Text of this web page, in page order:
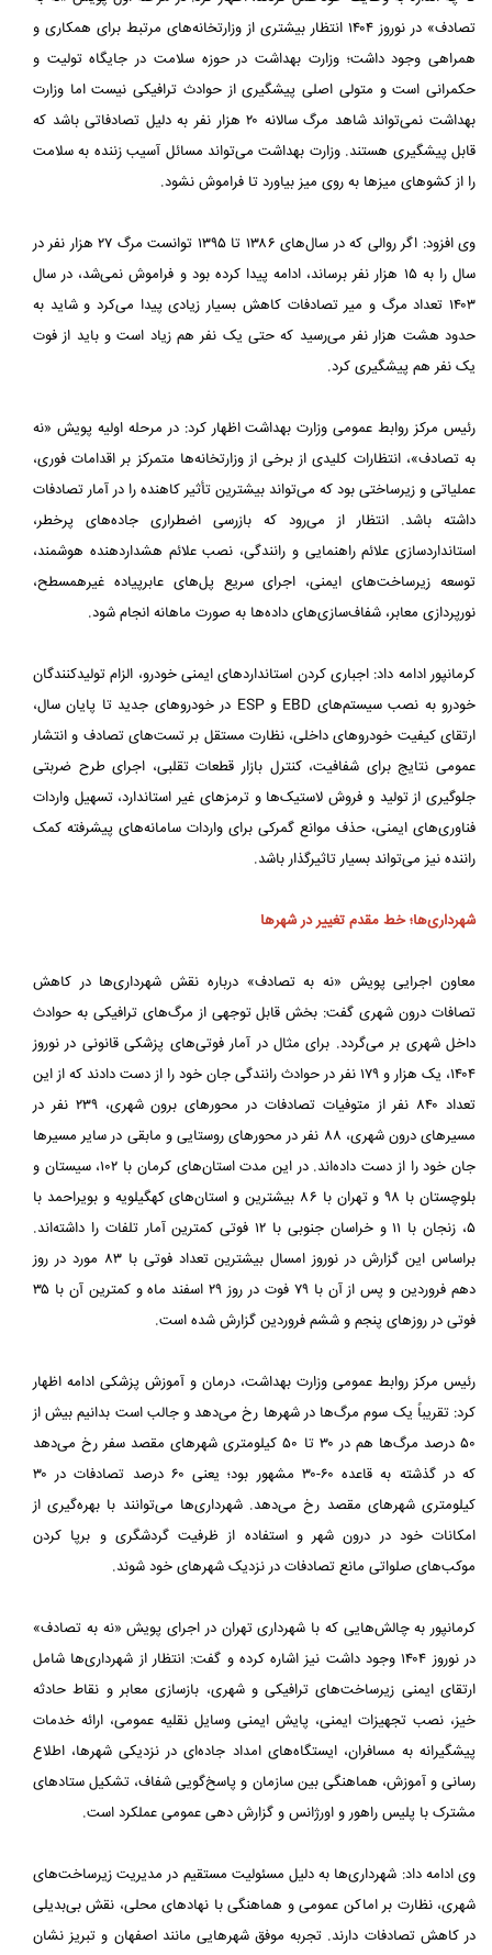
تصادف» در نوروز ۱۴۰۴ انتظار بیشتری از وزارتخانه‌های مرتبط برای همکاری و
همراهی وجود داشت؛ وزارت بهداشت در حوزه سلامت در جایگاه تولیت و
حکمرانی است و متولی اصلی پیشگیری از حوادث ترافیکی نیست اما وزارت
بهداشت نمی‌تواند شاهد مرگ سالانه ۲۰ هزار نفر به دلیل تصادفاتی باشد که
قابل پیشگیری هستند. وزارت بهداشت می‌تواند مسائل آسیب زننده به سلامت
را از کشوهای میزها به روی میز بیاورد تا فراموش نشود.
وی افزود: اگر روالی که در سال‌های ۱۳۸۶ تا ۱۳۹۵ توانست مرگ ۲۷ هزار نفر در
سال را به ۱۵ هزار نفر برساند، ادامه پیدا کرده بود و فراموش نمی‌شد، در سال
۱۴۰۳ تعداد مرگ و میر تصادفات کاهش بسیار زیادی پیدا می‌کرد و شاید به
حدود هشت هزار نفر می‌رسید که حتی یک نفر هم زیاد است و باید از فوت
یک نفر هم پیشگیری کرد.
رئیس مرکز روابط عمومی وزارت بهداشت اظهار کرد: در مرحله اولیه پویش «نه
به تصادف»، انتظارات کلیدی از برخی از وزارتخانه‌ها متمرکز بر اقدامات فوری،
عملیاتی و زیرساختی بود که می‌تواند بیشترین تأثیر کاهنده را در آمار تصادفات
داشته باشد. انتظار از می‌رود که بازرسی اضطراری جاده‌های پرخطر،
استانداردسازی علائم راهنمایی و رانندگی، نصب علائم هشداردهنده هوشمند،
توسعه زیرساخت‌های ایمنی، اجرای سریع پل‌های عابرپیاده غیرهمسطح،
نورپردازی معابر، شفاف‌سازی‌های داده‌ها به صورت ماهانه انجام شود.
کرمانپور ادامه داد: اجباری کردن استانداردهای ایمنی خودرو، الزام تولیدکنندگان
خودرو به نصب سیستم‌های EBD و ESP در خودروهای جدید تا پایان سال،
ارتقای کیفیت خودروهای داخلی، نظارت مستقل بر تست‌های تصادف و انتشار
عمومی نتایج برای شفافیت، کنترل بازار قطعات تقلبی، اجرای طرح ضربتی
جلوگیری از تولید و فروش لاستیک‌ها و ترمزهای غیر استاندارد، تسهیل واردات
فناوری‌های ایمنی، حذف موانع گمرکی برای واردات سامانه‌های پیشرفته کمک
راننده نیز می‌تواند بسیار تاثیرگذار باشد.
شهرداری‌ها؛ خط مقدم تغییر در شهرها
معاون اجرایی پویش «نه به تصادف» درباره نقش شهرداری‌ها در کاهش
تصافات درون شهری گفت: بخش قابل توجهی از مرگ‌های ترافیکی به حوادث
داخل شهری بر می‌گردد. برای مثال در آمار فوتی‌های پزشکی قانونی در نوروز
۱۴۰۴، یک هزار و ۱۷۹ نفر در حوادث رانندگی جان خود را از دست دادند که از این
تعداد ۸۴۰ نفر از متوفیات تصادفات در محورهای برون شهری، ۲۳۹ نفر در
مسیرهای درون شهری، ۸۸ نفر در محورهای روستایی و مابقی در سایر مسیرها
جان خود را از دست داده‌اند. در این مدت استان‌های کرمان با ۱۰۲، سیستان و
بلوچستان با ۹۸ و تهران با ۸۶ بیشترین و استان‌های کهگیلویه و بویراحمد با
۵، زنجان با ۱۱ و خراسان جنوبی با ۱۲ فوتی کمترین آمار تلفات را داشته‌اند.
براساس این گزارش در نوروز امسال بیشترین تعداد فوتی با ۸۳ مورد در روز
دهم فروردین و پس از آن با ۷۹ فوت در روز ۲۹ اسفند ماه و کمترین آن با ۳۵
فوتی در روزهای پنجم و ششم فروردین گزارش شده است.
رئیس مرکز روابط عمومی وزارت بهداشت، درمان و آموزش پزشکی ادامه اظهار
کرد: تقریباً یک سوم مرگ‌ها در شهرها رخ می‌دهد و جالب است بدانیم بیش از
۵۰ درصد مرگ‌ها هم در ۳۰ تا ۵۰ کیلومتری شهرهای مقصد سفر رخ می‌دهد
که در گذشته به قاعده ۶۰-۳۰ مشهور بود؛ یعنی ۶۰ درصد تصادفات در ۳۰
کیلومتری شهرهای مقصد رخ می‌دهد. شهرداری‌ها می‌توانند با بهره‌گیری از
امکانات خود در درون شهر و استفاده از ظرفیت گردشگری و برپا کردن
موکب‌های صلواتی مانع تصادفات در نزدیک شهرهای خود شوند.
کرمانپور به چالش‌هایی که با شهرداری تهران در اجرای پویش «نه به تصادف»
در نوروز ۱۴۰۴ وجود داشت نیز اشاره کرده و گفت: انتظار از شهرداری‌ها شامل
ارتقای ایمنی زیرساخت‌های ترافیکی و شهری، بازسازی معابر و نقاط حادثه
خیز، نصب تجهیزات ایمنی، پایش ایمنی وسایل نقلیه عمومی، ارائه خدمات
پیشگیرانه به مسافران، ایستگاه‌های امداد جاده‌ای در نزدیکی شهرها، اطلاع
رسانی و آموزش، هماهنگی بین سازمان و پاسخ‌گویی شفاف، تشکیل ستادهای
مشترک با پلیس راهور و اورژانس و گزارش دهی عمومی عملکرد است.
وی ادامه داد: شهرداری‌ها به‌ دلیل مسئولیت مستقیم در مدیریت زیرساخت‌های
شهری، نظارت بر اماکن عمومی و هماهنگی با نهادهای محلی، نقش بی‌بدیلی
در کاهش تصادفات دارند. تجربه موفق شهرهایی مانند اصفهان و تبریز نشان